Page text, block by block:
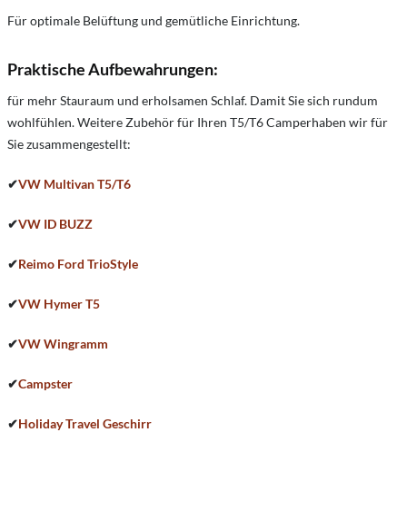
Für optimale Belüftung und gemütliche Einrichtung.
Praktische Aufbewahrungen:
für mehr Stauraum und erholsamen Schlaf. Damit Sie sich rundum
wohlfühlen. Weitere Zubehör für Ihren T5/T6 Camperhaben wir für
Sie zusammengestellt:
✔VW Multivan T5/T6
✔VW ID BUZZ
✔Reimo Ford TrioStyle
✔VW Hymer T5
✔VW Wingramm
✔Campster
✔Holiday Travel Geschirr